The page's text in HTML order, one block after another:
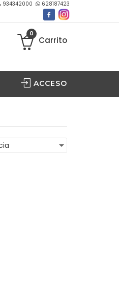
934342000 628187423
0
Carrito
ACCESO